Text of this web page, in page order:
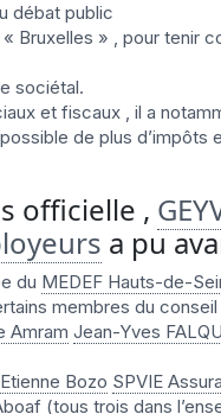
débat public
Bruxelles » , pour tenir
sociétal.
et fiscaux , il a
de plus d’impôts
officielle ,
a pu
du MEDEF Hauts-de-
membres du conseil
Amram Jean-Yves
Bozo SPVIE
(tous trois dans